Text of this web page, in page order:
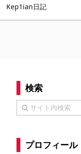
Kep1ian日記
検索
プロフィール